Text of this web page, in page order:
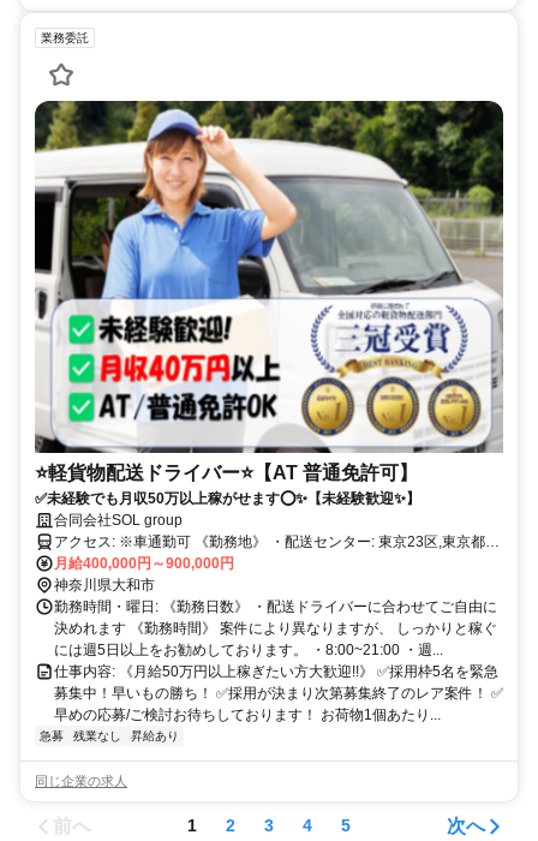
業務委託
⭐️軽貨物配送ドライバー⭐️【AT 普通免許可】
✅未経験でも月収50万以上稼がせます⭕✨【未経験歓迎✨】
合同会社SOL group
アクセス: ※車通勤可 《勤務地》 ・配送センター: 東京23区,東京都下,
埼玉,神奈川,千葉 ・その他、全国各地で<勤務地・案件>多数あり ・ご
自宅近くの案件も多数取り扱いございます。 ・ご希望の勤務地をお
伝え下さい ・すべて直行直帰 《面接地》 住所:神奈川県横浜市神奈川
区台町10−27コートハイム横浜701 横浜駅から徒歩10分以内!
月給400,000円～900,000円
神奈川県大和市
勤務時間・曜日: 《勤務日数》 ・配送ドライバーに合わせてご自由に
決めれます 《勤務時間》 案件により異なりますが、 しっかりと稼ぐ
には週5日以上をお勧めしております。 ・8:00~21:00 ・週...
仕事内容: 《月給50万円以上稼ぎたい方大歓迎!!》 ✅採用枠5名を緊急
募集中！早いもの勝ち！ ✅採用が決まり次第募集終了のレア案件！ ✅
早めの応募/ご検討お待ちしております！ お荷物1個あたり...
急募 残業なし 昇給あり
同じ企業の求人
前へ 1 2 3 4 5 次へ